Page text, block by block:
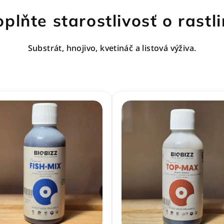
starostlivosť o
Substrát, hnojivo, kvetináč a listová výživa.